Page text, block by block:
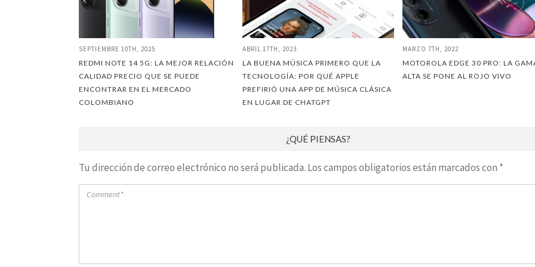
SEPTIEMBRE 10TH, 2025
REDMI NOTE 14 5G: LA MEJOR RELACIÓN
CALIDAD PRECIO QUE SE PUEDE
ENCONTRAR EN EL MERCADO
COLOMBIANO
ABRIL 17TH, 2023
LA BUENA MÚSICA PRIMERO QUE LA
TECNOLOGÍA: POR QUÉ APPLE
PREFIRIÓ UNA APP DE MÚSICA CLÁSICA
EN LUGAR DE CHATGPT
MARZO 7TH, 2022
MOTOROLA EDGE 30 PRO: LA
ALTA SE PONE AL ROJO VIVO
¿QUÉ PIENSAS?
Tu dirección de correo electrónico no será publicada. Los campos obligatorios están marcados con *